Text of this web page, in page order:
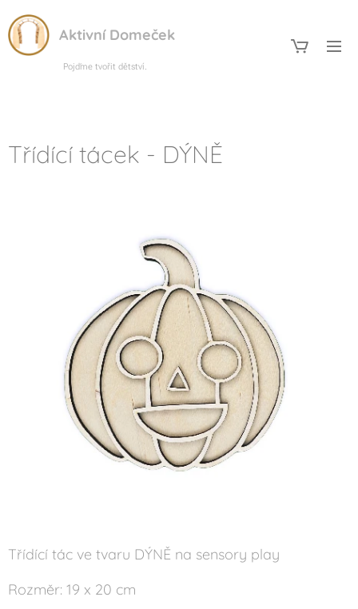
Aktivní Domeček
Pojďme tvořit dětství.
Třídící tácek - DÝNĚ
Třídící tác ve tvaru DÝNĚ na sensory play
Rozměr: 19 x 20 cm